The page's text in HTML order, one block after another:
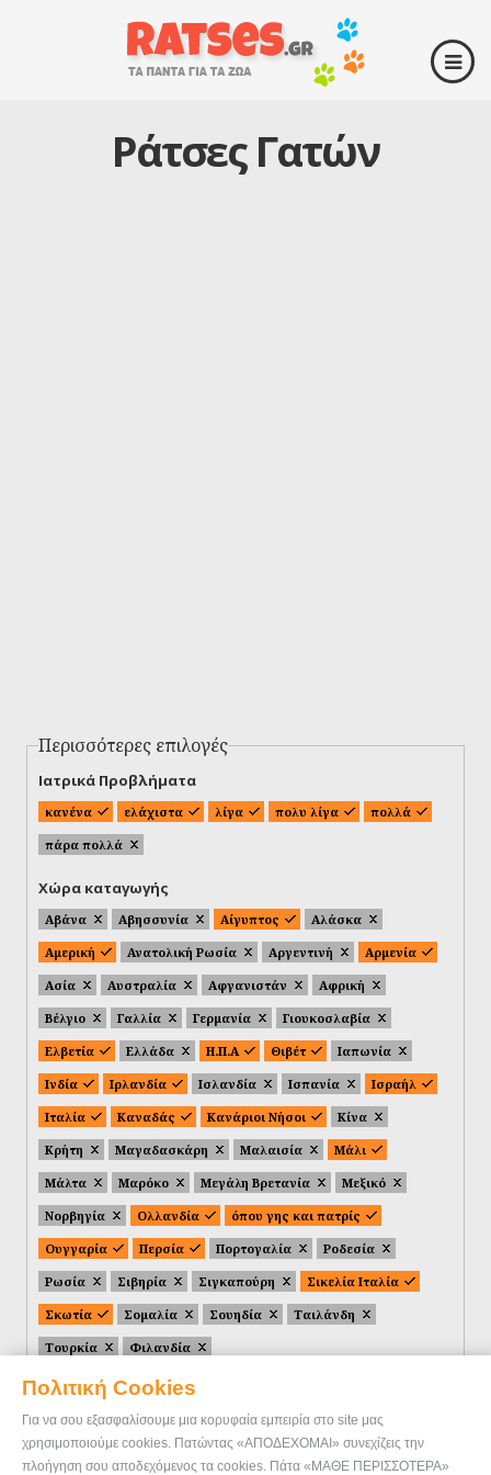
Πολιτική Cookies
Για να σου εξασφαλίσουμε μια κορυφαία εμπειρία στο site μας
χρησιμοποιούμε cookies. Πατώντας «ΑΠΟΔΕΧΟΜΑΙ» συνεχίζεις την
πλοήγηση σου αποδεχόμενος τα cookies. Πάτα «ΜΑΘΕ ΠΕΡΙΣΣΟΤΕΡΑ»
Ράτσες Γατών
Περισσότερες επιλογές
Ιατρικά Προβλήματα
κανένα ελάχιστα λίγα πολυ λίγα
πολλά
πάρα πολλά
Χώρα καταγωγής
Αβάνα Αβησσυνία Αίγυπτος
Αλάσκα
Αμερική
Ανατολική Ρωσία Αργεντινή
Αρμενία
Ασία
Αυστραλία Αφγανιστάν
Αφρική
Βέλγιο
Γαλλία Γερμανία
Γιουκοσλαβία
Ελβετία
Ελλάδα Η.Π.Α Θιβέτ
Ιαπωνία
Ινδία
Ιρλανδία Ισλανδία Ισπανία
Ισραήλ
Ιταλία
Καναδάς Κανάριοι Νήσοι
Κίνα
Κρήτη
Μαγαδασκάρη Μαλαισία
Μάλι
Μάλτα
Μαρόκο Μεγάλη Βρετανία
Μεξικό
Νορβηγία
Ολλανδία
όπου γης και πατρίς
Ουγγαρία
Περσία Πορτογαλία
Ροδεσία
Ρωσία
Σιβηρία Σιγκαπούρη
Σικελία Ιταλία
Σκωτία
Σομαλία Σουηδία
Ταιλάνδη
Τουρκία
Φιλανδία